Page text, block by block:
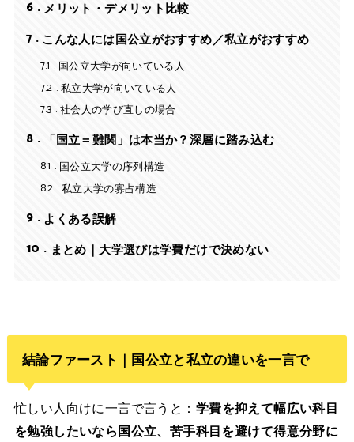
6 メリット・デメリット比較
7
こんな人には国公立がおすすめ／私立がおすすめ
7.1
国公立大学が向いている人
7.2 私立大学が向いている人
7.3 社会人の学び直しの場合
8
「国立＝難関」は本当か？深層に踏み込む
8.1
国公立大学の序列構造
8.2 私立大学の寡占構造
9 よくある誤解
10 まとめ｜大学選びは学費だけで決めない
結論ファースト｜国公立と私立の違いを一言で
忙しい人向けに一言で言うと： 学費を抑えて幅広い科目
を勉強したいなら国公立、苦手科目を避けて得意分野に